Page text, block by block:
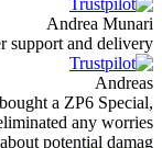
Andrea Munari
support and delivery.
Andreas
a ZP6 Special,
any worries
about potential damag ...